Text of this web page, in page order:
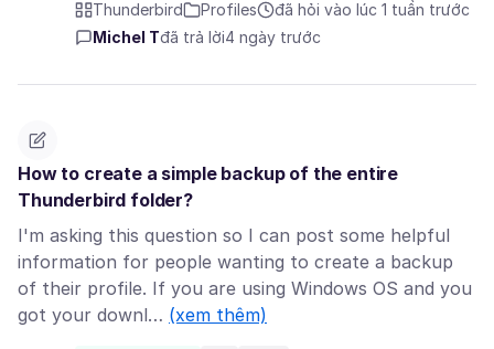
Thunderbird Profiles
đã hỏi vào lúc 1 tuần trước
Michel Tđã trả lời4 ngày trước
How to create a simple backup of the entire
Thunderbird folder?
I'm asking this question so I can post some helpful
information for people wanting to create a backup
of their profile. If you are using Windows OS and you
got your downl… (xem thêm)